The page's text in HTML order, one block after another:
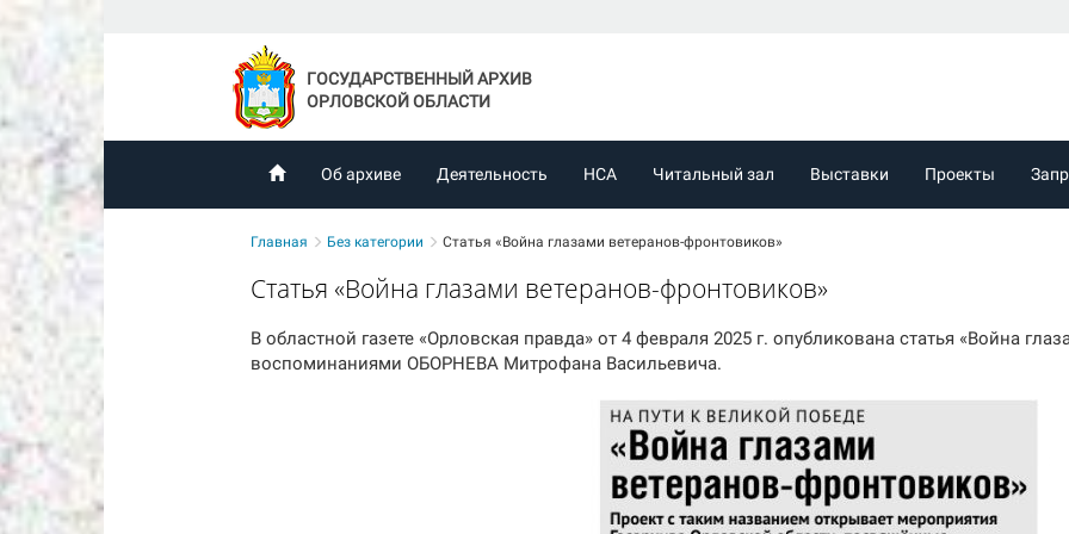
ГОСУДАРСТВЕННЫЙ АРХИВ
ОРЛОВСКОЙ ОБЛАСТИ
Об архиве Деятельность НСА Читальный зал Выставки Проекты
Главная Без категории Статья «Война глазами ветеранов-фронтовиков»
Статья «Война глазами ветеранов-фронтовиков»
В областной газете «Орловская правда» от 4 февраля 2025 г. опубликована статья «Война
воспоминаниями ОБОРНЕВА Митрофана Васильевича.